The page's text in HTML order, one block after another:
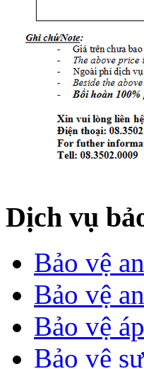
Dịch vụ
Bảo vệ
Bảo vệ
Bảo vệ
Bảo vệ